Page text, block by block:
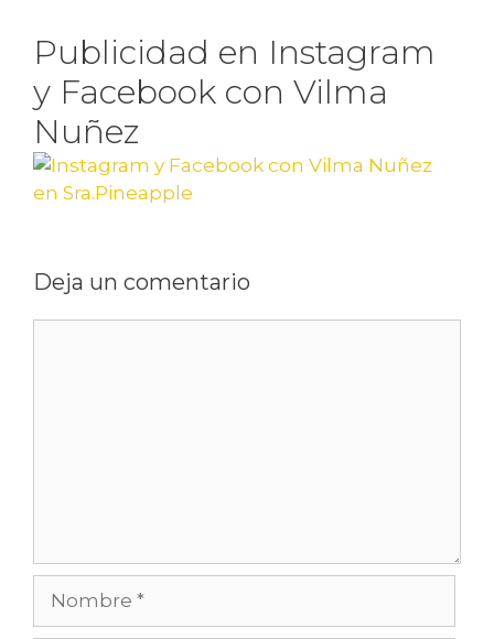
Publicidad en Instagram
y Facebook con Vilma
Nuñez
Deja un comentario